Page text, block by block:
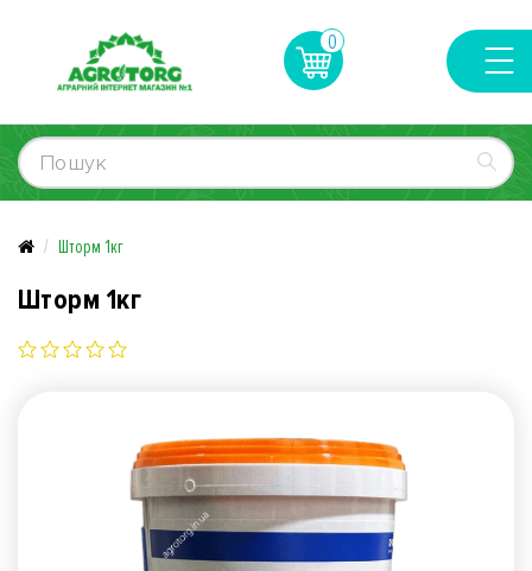
0
Шторм 1кг
Шторм 1кг